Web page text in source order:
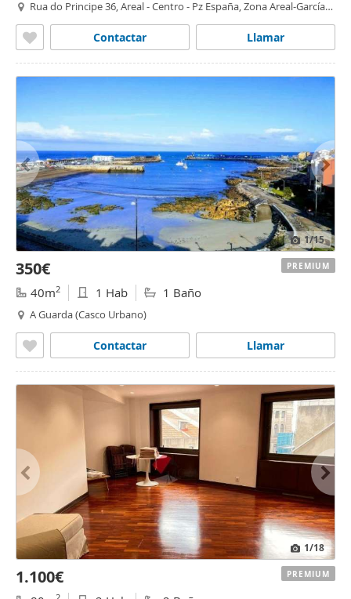
Rua do Principe 36, Areal - Centro - Pz España, Zona Areal-García
Llamar
Contactar
1/15
350€
40m2 1 Hab 1 Baño
A Guarda (Casco Urbano)
Llamar
Contactar
PREMIUM
1/18
1.100€ PREMIUM